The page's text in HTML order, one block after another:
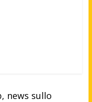
news sullo